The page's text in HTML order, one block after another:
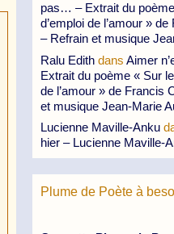
pas… – Extrait du
d’emploi de l’amour »
– Refrain et musique
Ralu Edith dans Aimer
Extrait du poème « Sur
de l’amour » de Francis
et musique Jean-Marie
Lucienne Maville-Anku
hier – Lucienne Maville-
Plume de Poète à